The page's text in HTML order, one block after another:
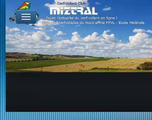
De par le monde
GALERIES
Galerie Photo
Galerie KAP
Galerie Vidéo
Proposer un lien sur votre site Web